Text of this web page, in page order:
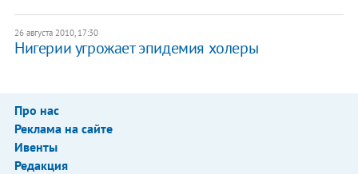
26 августа 2010, 17:30
Нигерии угрожает эпидемия холеры
Про нас
Реклама на сайте
Ивенты
Редакция